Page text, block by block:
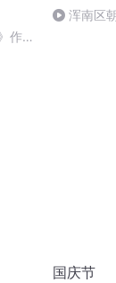
作
浑南区
国庆节